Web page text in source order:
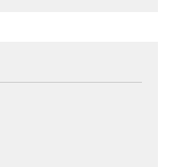
extern webbplats,
webbplats,
extern webbplats,